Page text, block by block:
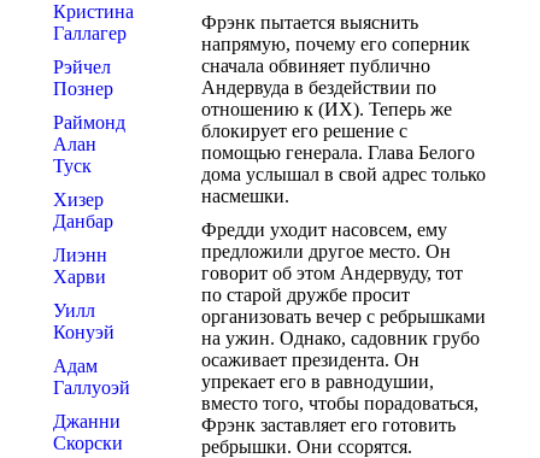
Фрэнк пытается выяснить
напрямую, почему его соперник
сначала обвиняет публично
Андервуда в бездействии по
отношению к (ИХ). Теперь же
блокирует его решение с
помощью генерала. Глава Белого
дома услышал в свой адрес только
насмешки.
Фредди уходит насовсем, ему
предложили другое место. Он
говорит об этом Андервуду, тот
по старой дружбе просит
организовать вечер с ребрышками
на ужин. Однако, садовник грубо
осаживает президента. Он
упрекает его в равнодушии,
вместо того, чтобы порадоваться,
Фрэнк заставляет его готовить
ребрышки. Они ссорятся.
Кристина
Галлагер
Рэйчел
Познер
Раймонд
Алан
Туск
Хизер
Данбар
Лиэнн
Харви
Уилл
Конуэй
Адам
Галлуоэй
Джанни
Скорски